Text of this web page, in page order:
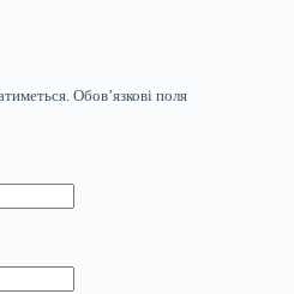
Обов’язкові поля